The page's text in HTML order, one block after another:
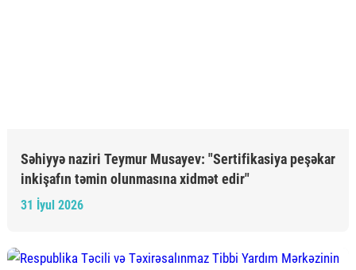
Səhiyyə naziri Teymur Musayev: "Sertifikasiya peşəkar
inkişafın təmin olunmasına xidmət edir"
31 İyul 2026